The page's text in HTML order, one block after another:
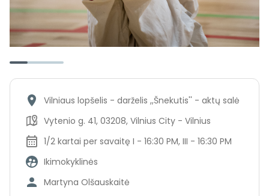
Vilniaus lopšelis - darželis ,,Šnekutis'' - aktų salė
Vytenio g. 41, 03208, Vilnius City - Vilnius
1/2 kartai per savaitę I - 16:30 PM, III - 16:30 PM
Ikimokyklinės
Martyna Olšauskaitė